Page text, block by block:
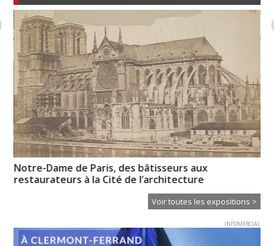
Notre-Dame de Paris, des bâtisseurs aux
restaurateurs à la Cité de l’architecture
Voir toutes les expositions >
INFOMERCIAL